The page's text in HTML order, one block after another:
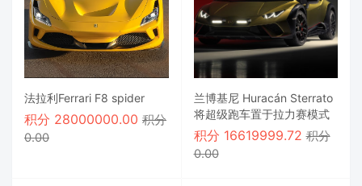
法拉利Ferrari F8 spider
积分 28000000.00 积分
0.00
兰博基尼 Huracán Sterrato
将超级跑车置于拉力赛模式
积分 16619999.72积分
0.00